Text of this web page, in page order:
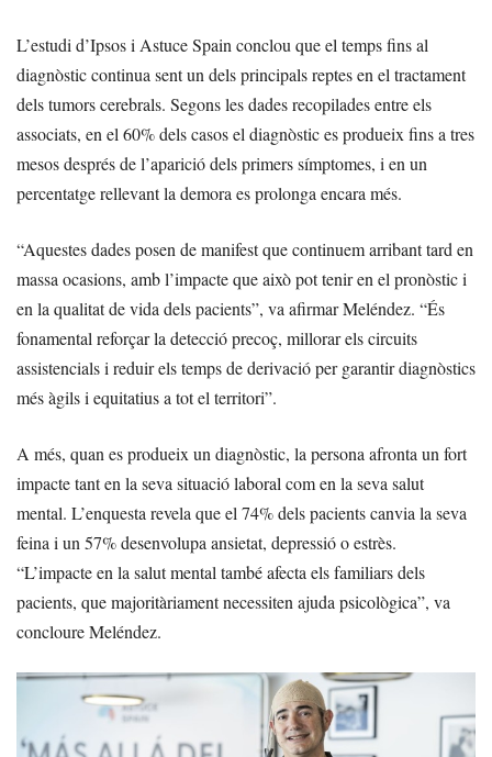
L’estudi d’Ipsos i Astuce Spain conclou que el temps fins al
diagnòstic continua sent un dels principals reptes en el tractament
dels tumors cerebrals. Segons les dades recopilades entre els
associats, en el 60% dels casos el diagnòstic es produeix fins a tres
mesos després de l’aparició dels primers símptomes, i en un
percentatge rellevant la demora es prolonga encara més.
“Aquestes dades posen de manifest que continuem arribant tard en
massa ocasions, amb l’impacte que això pot tenir en el pronòstic i
en la qualitat de vida dels pacients”, va afirmar Meléndez. “És
fonamental reforçar la detecció precoç, millorar els circuits
assistencials i reduir els temps de derivació per garantir diagnòstics
més àgils i equitatius a tot el territori”.
A més, quan es produeix un diagnòstic, la persona afronta un fort
impacte tant en la seva situació laboral com en la seva salut
mental. L’enquesta revela que el 74% dels pacients canvia la seva
feina i un 57% desenvolupa ansietat, depressió o estrès.
“L’impacte en la salut mental també afecta els familiars dels
pacients, que majoritàriament necessiten ajuda psicològica”, va
concloure Meléndez.